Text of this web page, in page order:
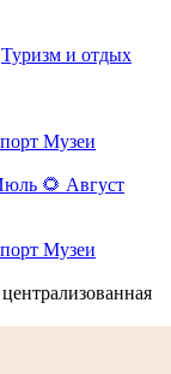
Туризм и отдых
Музеи
🌻 Август
Музеи